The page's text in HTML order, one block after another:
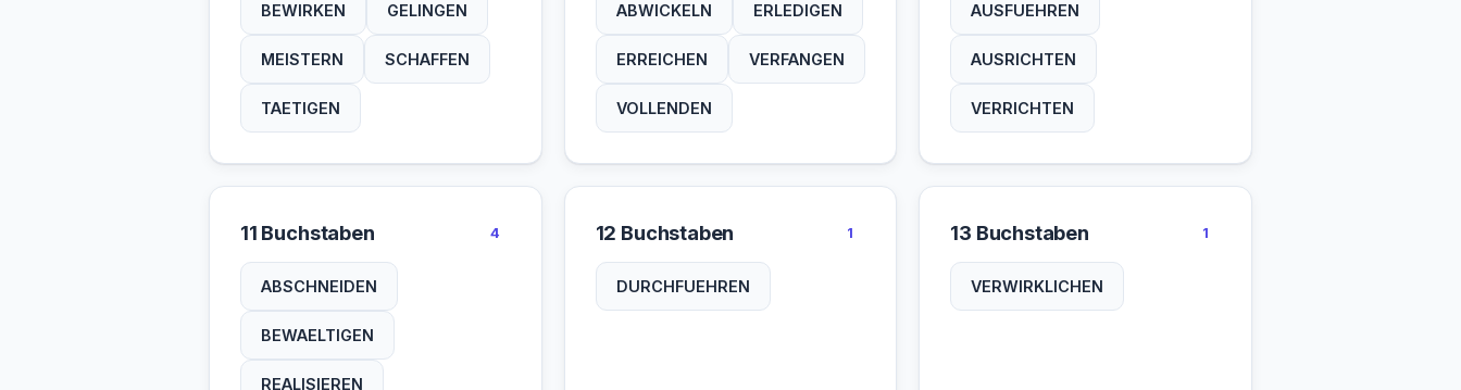
BEWIRKEN GELINGEN
MEISTERN SCHAFFEN
TAETIGEN
ABWICKELN ERLEDIGEN
ERREICHEN VERFANGEN
VOLLENDEN
AUSFUEHREN
AUSRICHTEN
VERRICHTEN
11 Buchstaben 4
ABSCHNEIDEN
BEWAELTIGEN
REALISIEREN
12 Buchstaben 1
DURCHFUEHREN
13 Buchstaben 1
VERWIRKLICHEN